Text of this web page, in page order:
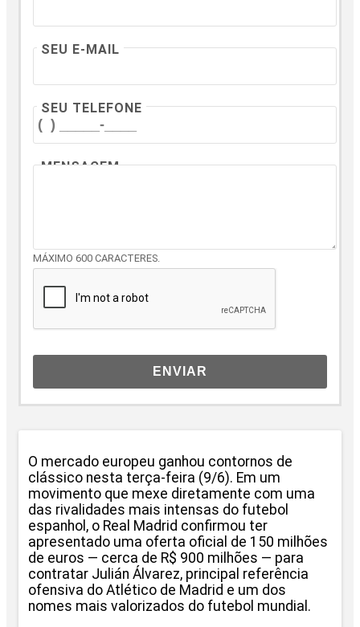
SEU E-MAIL
SEU TELEFONE
MENSAGEM
MÁXIMO 600 CARACTERES.
ENVIAR
O mercado europeu ganhou contornos de
clássico nesta terça-feira (9/6). Em um
movimento que mexe diretamente com uma
das rivalidades mais intensas do futebol
espanhol, o Real Madrid confirmou ter
apresentado uma oferta oficial de 150 milhões
de euros — cerca de R$ 900 milhões — para
contratar Julián Álvarez, principal referência
ofensiva do Atlético de Madrid e um dos
nomes mais valorizados do futebol mundial.